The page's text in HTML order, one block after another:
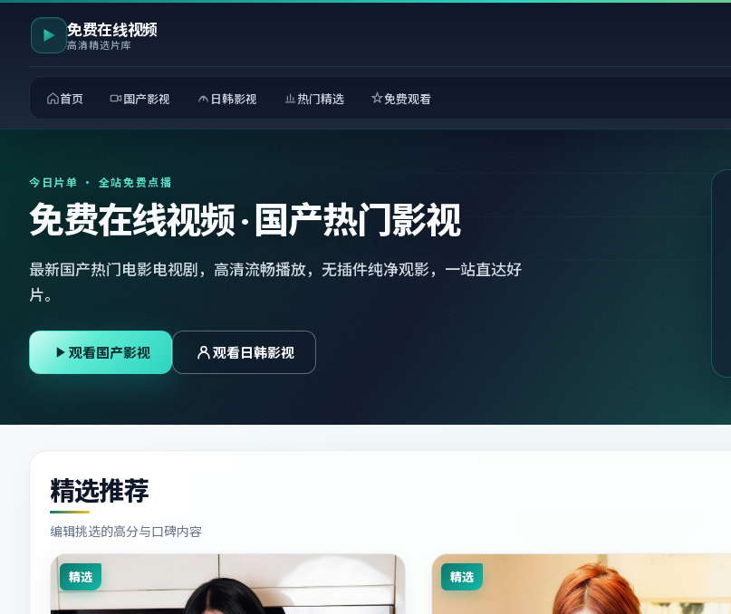
免费在线视频
高清精选片库
首页 国产影视 日韩影视 热门精选 免费观看
今日片单 · 全站免费点播
免费在线视频 · 国产热门影视
最新国产热门电影电视剧，高清流畅播放，无插件纯净观影，一站直达好
片。
观看国产影视 观看日韩影视
精选推荐
编辑挑选的高分与口碑内容
精选 精选